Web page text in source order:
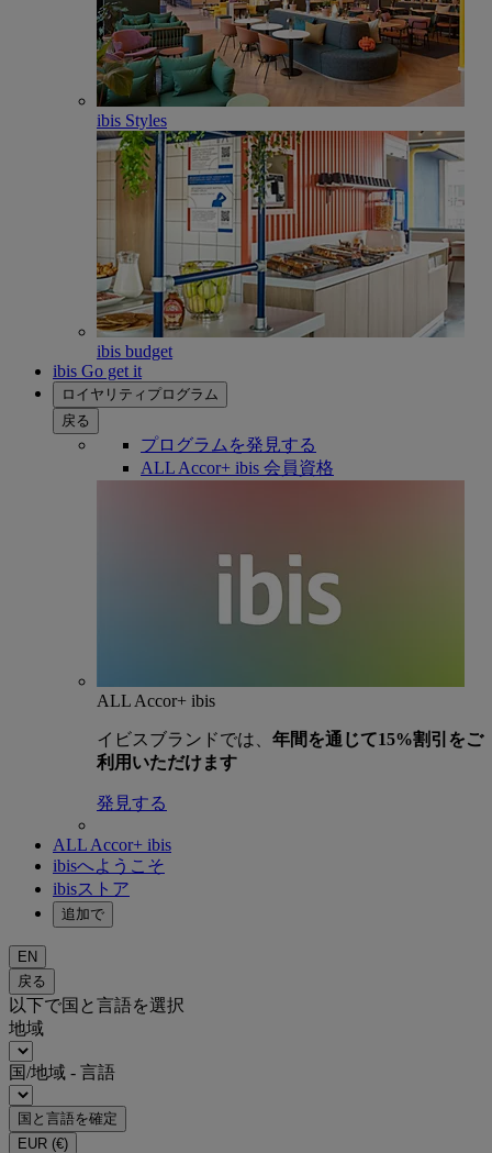
ibis Styles
ibis budget
ibis Go get it
ロイヤリティプログラム
戻る
プログラムを発見する
ALL Accor+ ibis 会員資格
ALL Accor+ ibis
イビスブランドでは、 年間を通じて15%割引をご
利用いただけます
発見する
ALL Accor+ ibis
ibisへようこそ
ibisストア
追加で
EN
戻る
以下で国と言語を選択
地域
国/地域 - 言語
国と言語を確定
EUR (€)